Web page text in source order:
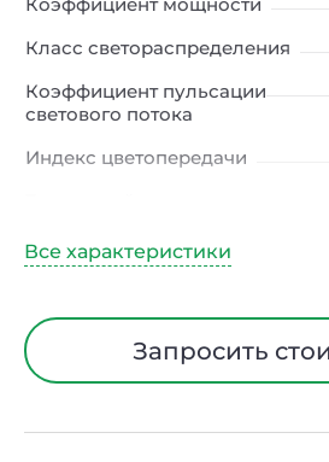
Класс светораспределения
Коэффициент пульсации
светового потока
Индекс цветопередачи
Угол рассеивания
Диапазон рабочих
температурЗапросить